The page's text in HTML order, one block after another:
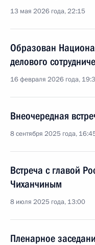
13 мая 2026 года, 22:15
Образован
делового
16 февраля 2026 года,
Внеочередная
8 сентября 2025 года,
Встреча с главой
Чиханчиным
8 июля 2025 года, 13:00
Пленарное